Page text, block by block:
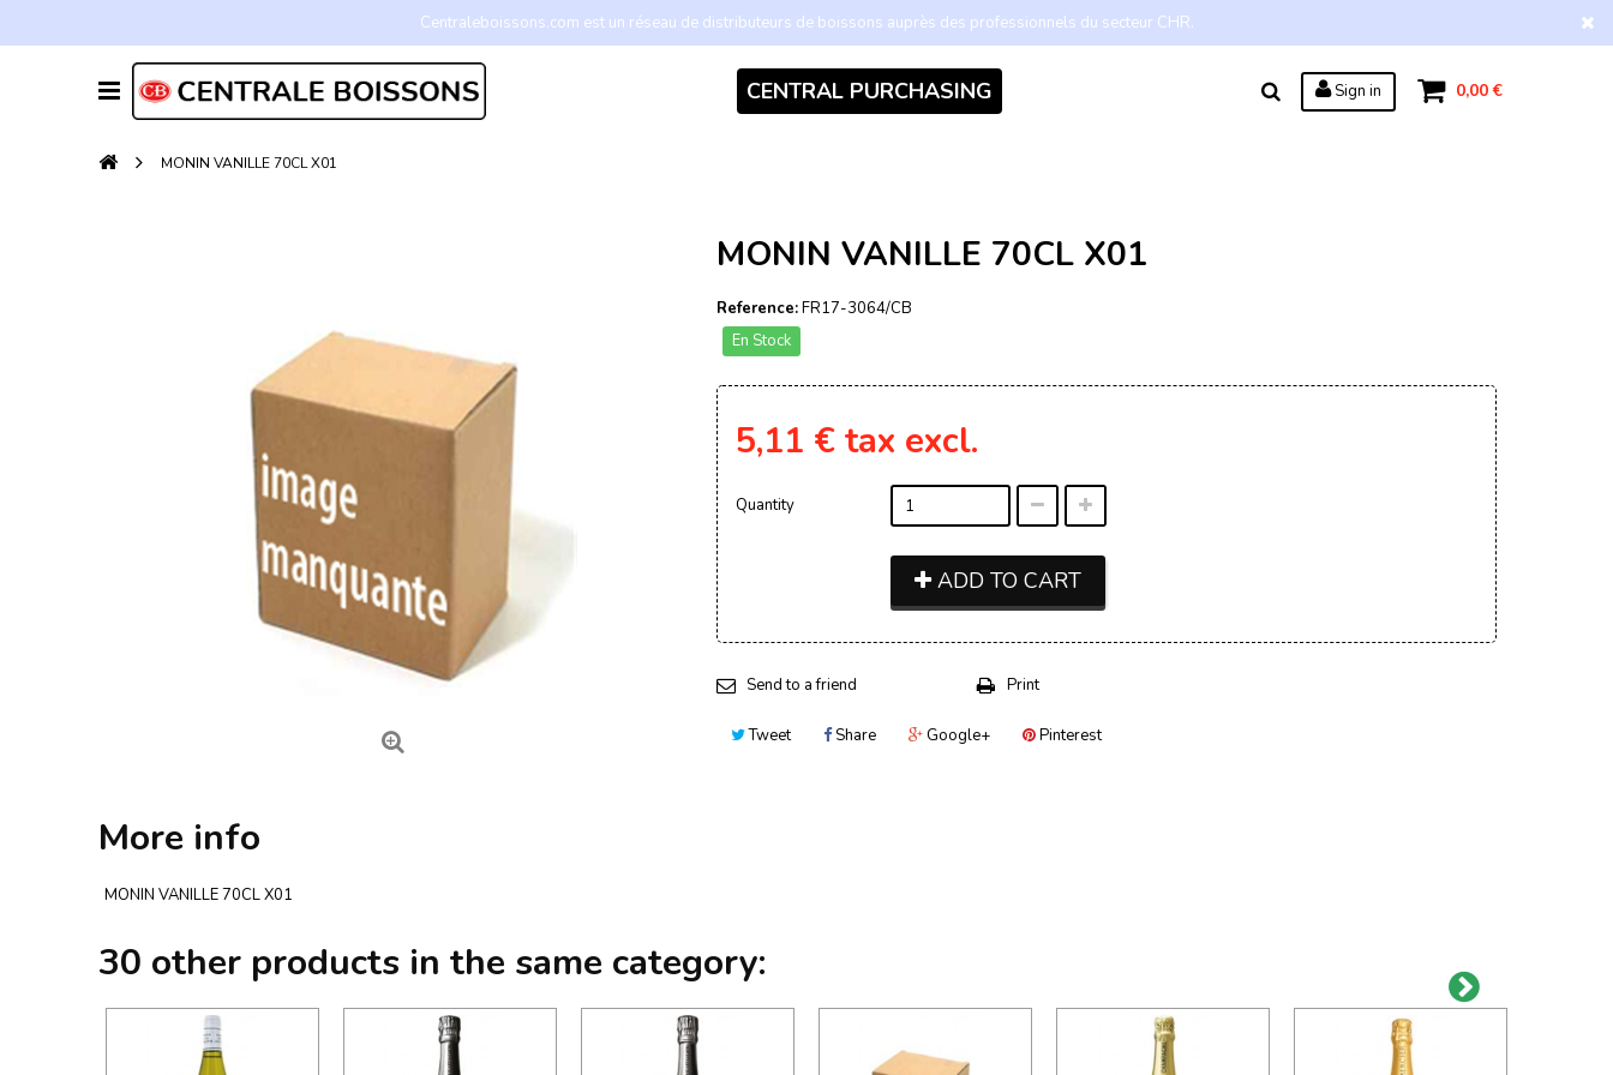
Centraleboissons.com est un réseau de distributeurs de boissons auprès des professionnels du secteur CHR.
0,00 €
Sign in
CENTRAL PURCHASING
MONIN VANILLE 70CL X01
MONIN VANILLE 70CL X01
Reference:FR17-3064/CB
En Stock
5,11 € tax excl.
Quantity
ADD TO CART
Send to a friend Print
Tweet Share Google+ Pinterest
More info
MONIN VANILLE 70CL X01
30 other products in the same category: